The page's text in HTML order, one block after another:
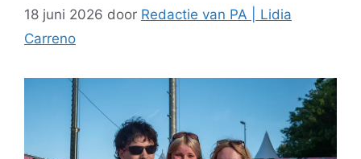
18 juni 2026 door Redactie van PA | Lidia
Carreno